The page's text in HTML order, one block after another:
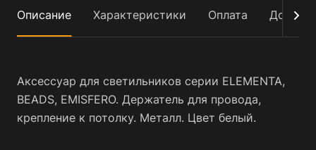
Описание Характеристики Оплата
Аксессуар для светильников серии ELEMENTA,
BEADS, EMISFERO. Держатель для провода,
крепление к потолку. Металл. Цвет белый.